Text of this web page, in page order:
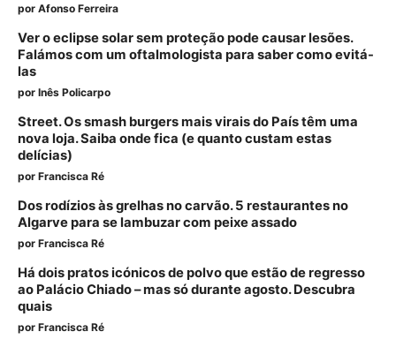
por Afonso Ferreira
Ver o eclipse solar sem proteção pode causar lesões.
Falámos com um oftalmologista para saber como evitá-
las
por Inês Policarpo
Street. Os smash burgers mais virais do País têm uma
nova loja. Saiba onde fica (e quanto custam estas
delícias)
por Francisca Ré
Dos rodízios às grelhas no carvão. 5 restaurantes no
Algarve para se lambuzar com peixe assado
por Francisca Ré
Há dois pratos icónicos de polvo que estão de regresso
ao Palácio Chiado – mas só durante agosto. Descubra
quais
por Francisca Ré